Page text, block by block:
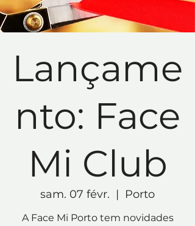
Lançame
nto: Face
Mi Club
sam. 07 févr.
  |
Porto
A Face Mi Porto tem novidades